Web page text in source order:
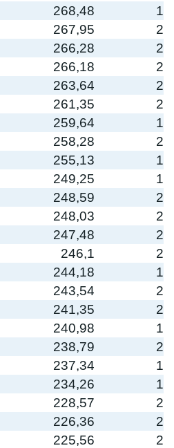
268,48
1
267,95
2
266,28
2
266,18
2
263,64
2
261,35
2
259,64
1
258,28
2
255,13
1
249,25
1
248,59
2
248,03
2
247,48
2
246,1
2
244,18
1
243,54
2
241,35
2
240,98
1
238,79
2
237,34
1
234,26
1
228,57
2
226,36
2
225,56
2